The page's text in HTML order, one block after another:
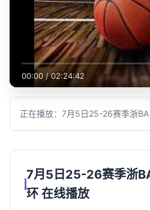
00:00/02:24:42
正在播放：7月5日25-26赛季浙
7月5日25-26赛季浙
环 在线播放